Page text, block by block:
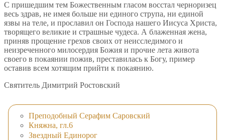
С пришедшим тем Божественным гласом восстал черноризец
весь здрав, не имея больше ни единого струпа, ни единой
язвы на теле, и прославил он Господа нашего Иисуса Христа,
творящего великие и страшные чудеса. А блаженная жена,
приняв прощение грехов своих от неисследимого и
неизреченного милосердия Божия и прочие лета живота
своего в покаянии пожив, преставилась к Богу, пример
оставив всем хотящим прийти к покаянию.
Святитель Димитрий Ростовский
Преподобный Серафим Саровский
Княжна, гл.6
Звездный Единорог